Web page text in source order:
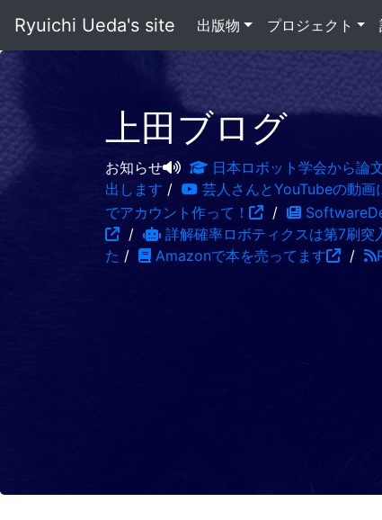
Ryuichi Ueda's site 出版物 プロジェクト
上田ブログ
お知らせ 日本ロボット学会から論
出します / 芸人さんとYouTubeの動画
でアカウント作って！
/
/
詳解確率ロボティクスは第7刷突
た / Amazonで本を売ってます /